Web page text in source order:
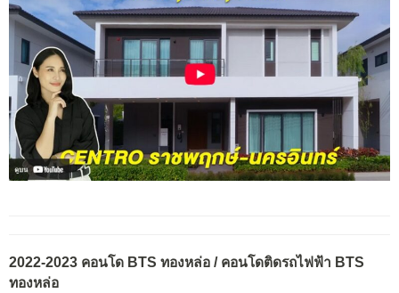
2022-2023 คอนโด BTS ทองหล่อ / คอนโดติดรถไฟฟ้า BTS
ทองหล่อ